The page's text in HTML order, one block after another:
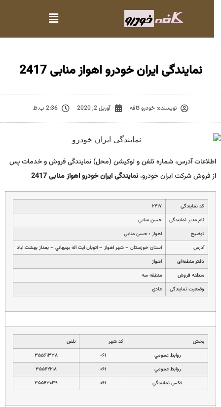
نمایندگی ایران خودرو اهواز منابی 2417
نویسنده:خودرو کافه آوریل 2, 2020 2:36 ب.ظ
اطلاعات آدرس، شماره تلفن و لوکیشن (محل) نمایندگی فروش و خدمات پس
از فروش شرکت ایران خودرو،نمایندگی ایران خودرو اهواز منابی 2417
کد نمایندگی
۲۴۱۷
نام مدیر نمایندگی
حسن منابي
توضیح
اهواز : حسن منابي
آدرس
استان خوزستان – شهر اهواز – اتوبان ايت اله بهبهاني – بعداز بهشت اباد
دفتر منطقه‌ای
اهواز
منطقه فروش
منطقه سه
وضعیت نمایندگی
عادي
بخش کد شهر
تلفن
روابط عمومي
۰۶۱
۳۵۵۶۱۳۳۸
روابط عمومي
۰۶۱
۳۵۵۶۲۲۱۸
فكس نمايندگي
۰۶۱ ۳۵۵۶۳۰۳۹